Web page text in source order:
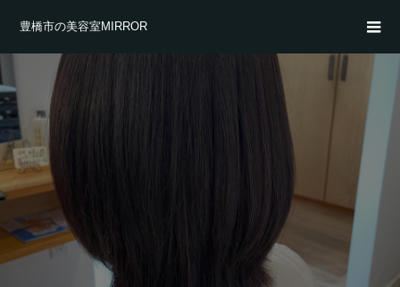
豊橋市の美容室MIRROR